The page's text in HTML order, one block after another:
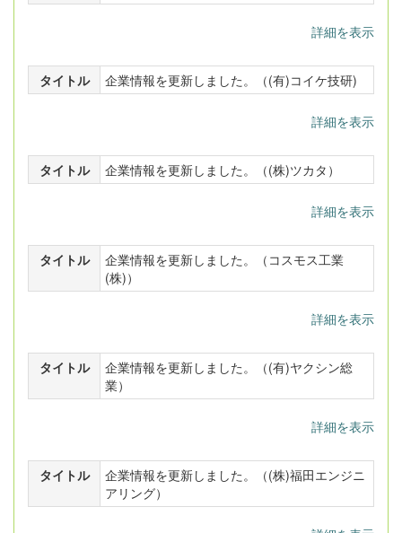
詳細を表示
タイトル 企業情報を更新しました。（(有)コイケ技研)
詳細を表示
タイトル 企業情報を更新しました。（(株)ツカタ）
詳細を表示
タイトル
企業情報を更新しました。（コスモス工業
(株)）
詳細を表示
タイトル
企業情報を更新しました。（(有)ヤクシン総
業）
詳細を表示
タイトル
企業情報を更新しました。（(株)福田エンジニ
アリング）